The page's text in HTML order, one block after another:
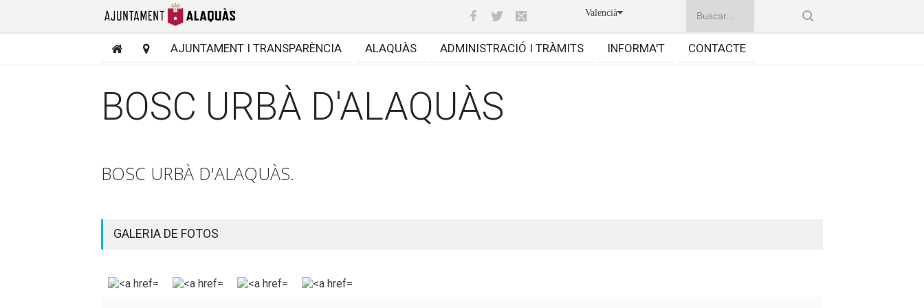
Valencià
AJUNTAMENT I TRANSPARÈNCIA ALAQUÀS ADMINISTRACIÓ I TRÀMITS INFORMA'T CONTACTE
BOSC URBÀ D'ALAQUÀS
BOSC URBÀ D'ALAQUÀS.
GALERIA DE FOTOS